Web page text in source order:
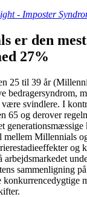
- Imposter
er den
27%
25 til 39 år
bedragersyndrom,
svindlere. I
65 og derover
mellem Millennials
og
sammenligning
konkurrencedygtige